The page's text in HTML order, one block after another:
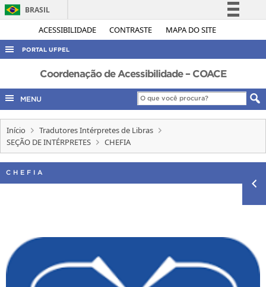
ACESSIBILIDADE CONTRASTE MAPA DO SITE
BRASIL
Simplifique!
Legislação
Canais
PORTAL UFPEL
ACESSO À INFORMAÇÃO
AUDITORIA
COBALTO
CONCURSOS
INTERNACIONAL
Coordenação de Acessibilidade – COACE
MENU
Início
Tradutores Intérpretes de Libras
SEÇÃO DE INTÉRPRETES
CHEFIA
CHEFIA